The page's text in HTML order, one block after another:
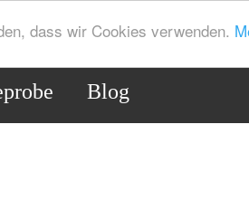
dass wir Cookies verwenden.
Blog